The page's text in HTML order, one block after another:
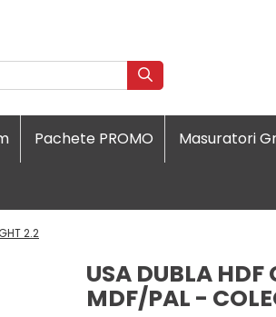
Pachete PROMO Masuratori
2.2
USA DUBLA HDF
MDF/PAL -